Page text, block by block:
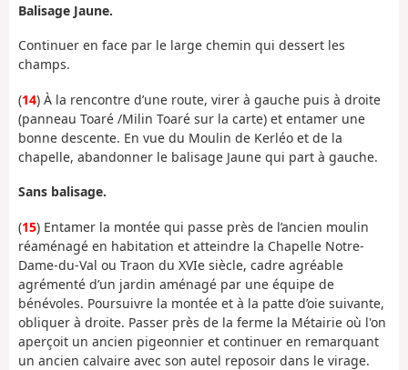
Balisage Jaune.
Continuer en face par le large chemin qui dessert les
champs.
(14) À la rencontre d’une route, virer à gauche puis à droite
(panneau Toaré /Milin Toaré sur la carte) et entamer une
bonne descente. En vue du Moulin de Kerléo et de la
chapelle, abandonner le balisage Jaune qui part à gauche.
Sans balisage.
(15) Entamer la montée qui passe près de l’ancien moulin
réaménagé en habitation et atteindre la Chapelle Notre-
Dame-du-Val ou Traon du XVIe siècle, cadre agréable
agrémenté d’un jardin aménagé par une équipe de
bénévoles. Poursuivre la montée et à la patte d’oie suivante,
obliquer à droite. Passer près de la ferme la Métairie où l'on
aperçoit un ancien pigeonnier et continuer en remarquant
un ancien calvaire avec son autel reposoir dans le virage.